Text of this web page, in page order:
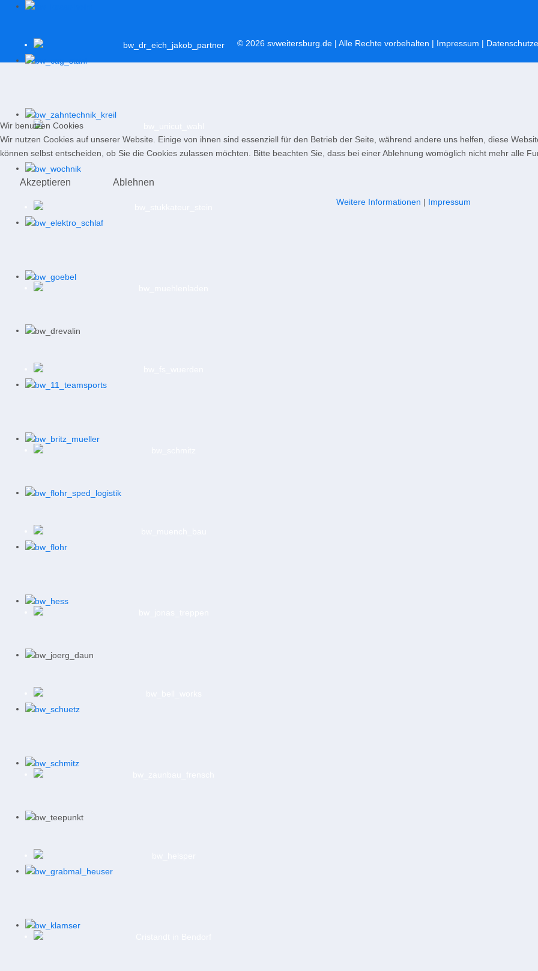
© 2026 svweitersburg.de | Alle Rechte vorbehalten | Impressum |
Wir benutzen Cookies
Wir nutzen Cookies auf unserer Website. Einige von ihnen sind essenziell für den Betrieb der Seite, während andere uns helfen, diese
können selbst entscheiden, ob Sie die Cookies zulassen möchten. Bitte beachten Sie, dass bei einer Ablehnung womöglich nicht mehr alle
Akzeptieren Ablehnen
Weitere Informationen | Impressum